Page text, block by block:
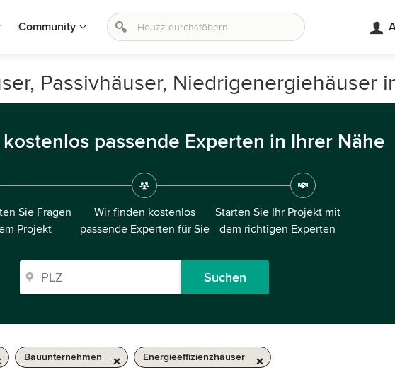
Community
Passivhäuser, Niedrigenergiehäuser
passende Experten in Ihrer Nähe
Sie Fragen
Projekt
Wir finden kostenlos
passende Experten für Sie
Starten Sie Ihr Projekt mit
dem richtigen Experten
Suchen
Bauunternehmen Energieeffizienzhäuser